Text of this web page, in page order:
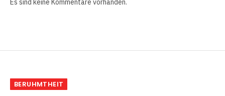
Es sind keine Kommentare vorhanden.
BERUHMTHEIT